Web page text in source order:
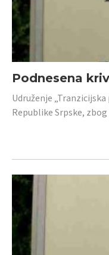
Podnesena
Udruženje
Republike Srpske,